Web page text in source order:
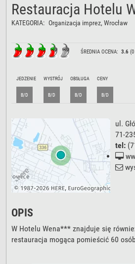
Restauracja Hotelu
KATEGORIA: Organizacja imprez, Wrocław
ŚREDNIA OCENA:3.6 (0
JEDZENIE
B/D
WYSTRÓJ
B/D
OBSŁUGA
B/D
CENY
B/D
ul.
71-
tel:
OPIS
W Hotelu Wena*** znajduje się
restauracja mogąca pomieścić 60